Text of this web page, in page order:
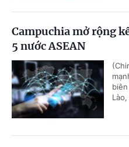
Campuchia mở rộng
5 nước ASEAN